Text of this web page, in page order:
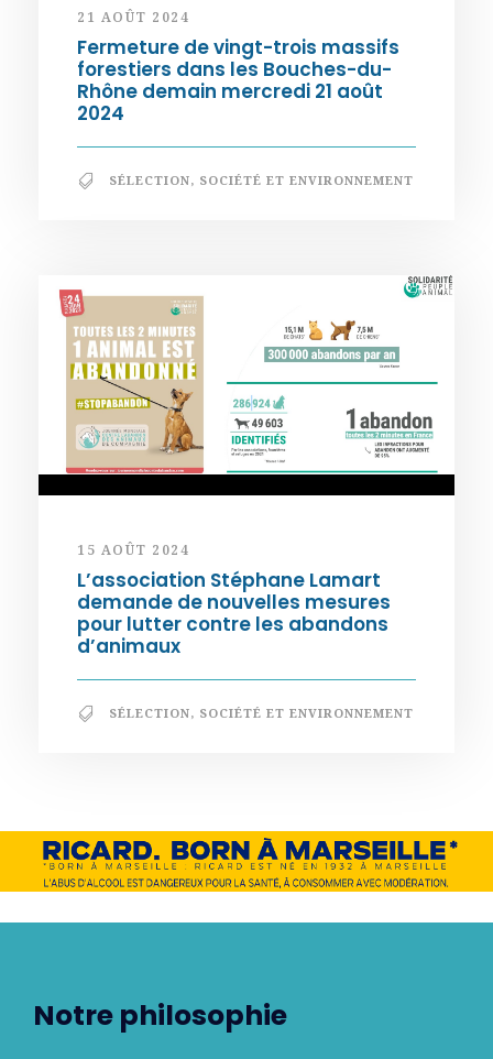
21 AOÛT 2024
Fermeture de vingt-trois massifs
forestiers dans les Bouches-du-
Rhône demain mercredi 21 août
2024
SÉLECTION, SOCIÉTÉ ET ENVIRONNEMENT
15 AOÛT 2024
L’association Stéphane Lamart
demande de nouvelles mesures
pour lutter contre les abandons
d’animaux
SÉLECTION, SOCIÉTÉ ET ENVIRONNEMENT
Notre philosophie